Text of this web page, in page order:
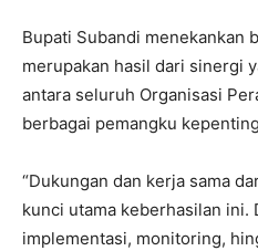
Bupati Subandi menekankan
merupakan hasil dari sinergi
antara seluruh Organisasi
berbagai pemangku
“Dukungan dan kerja sama
kunci utama keberhasilan ini.
implementasi, monitoring,